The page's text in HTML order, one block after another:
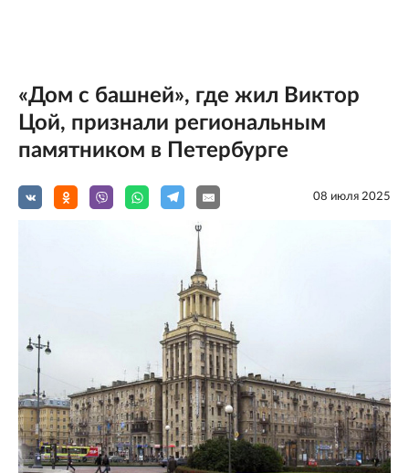
«Дом с башней», где жил Виктор
Цой, признали региональным
памятником в Петербурге
08 июля 2025